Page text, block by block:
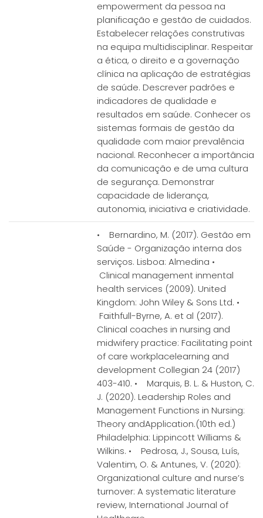
empowerment da pessoa na
planificação e gestão de cuidados.
Estabelecer relações construtivas
na equipa multidisciplinar. Respeitar
a ética, o direito e a governação
clínica na aplicação de estratégias
de saúde. Descrever padrões e
indicadores de qualidade e
resultados em saúde. Conhecer os
sistemas formais de gestão da
qualidade com maior prevalência
nacional. Reconhecer a importância
da comunicação e de uma cultura
de segurança. Demonstrar
capacidade de liderança,
autonomia, iniciativa e criatividade.
• Bernardino, M. (2017). Gestão em
Saúde - Organização interna dos
serviços. Lisboa: Almedina •
Clinical management inmental
health services (2009). United
Kingdom: John Wiley & Sons Ltd. •
Faithfull-Byrne, A. et al (2017).
Clinical coaches in nursing and
midwifery practice: Facilitating point
of care workplacelearning and
development Collegian 24 (2017)
403-410. • Marquis, B. L. & Huston, C.
J. (2020). Leadership Roles and
Management Functions in Nursing:
Theory andApplication.(10th ed.)
Philadelphia: Lippincott Williams &
Wilkins. • Pedrosa, J., Sousa, Luís,
Valentim, O. & Antunes, V. (2020):
Organizational culture and nurse’s
turnover: A systematic literature
review, International Journal of